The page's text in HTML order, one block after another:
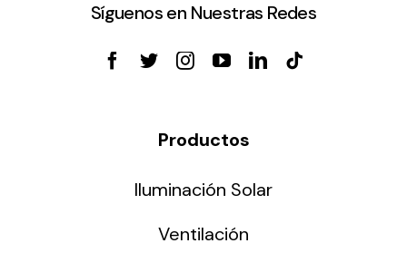
Síguenos en Nuestras Redes
Productos
Iluminación Solar
Ventilación